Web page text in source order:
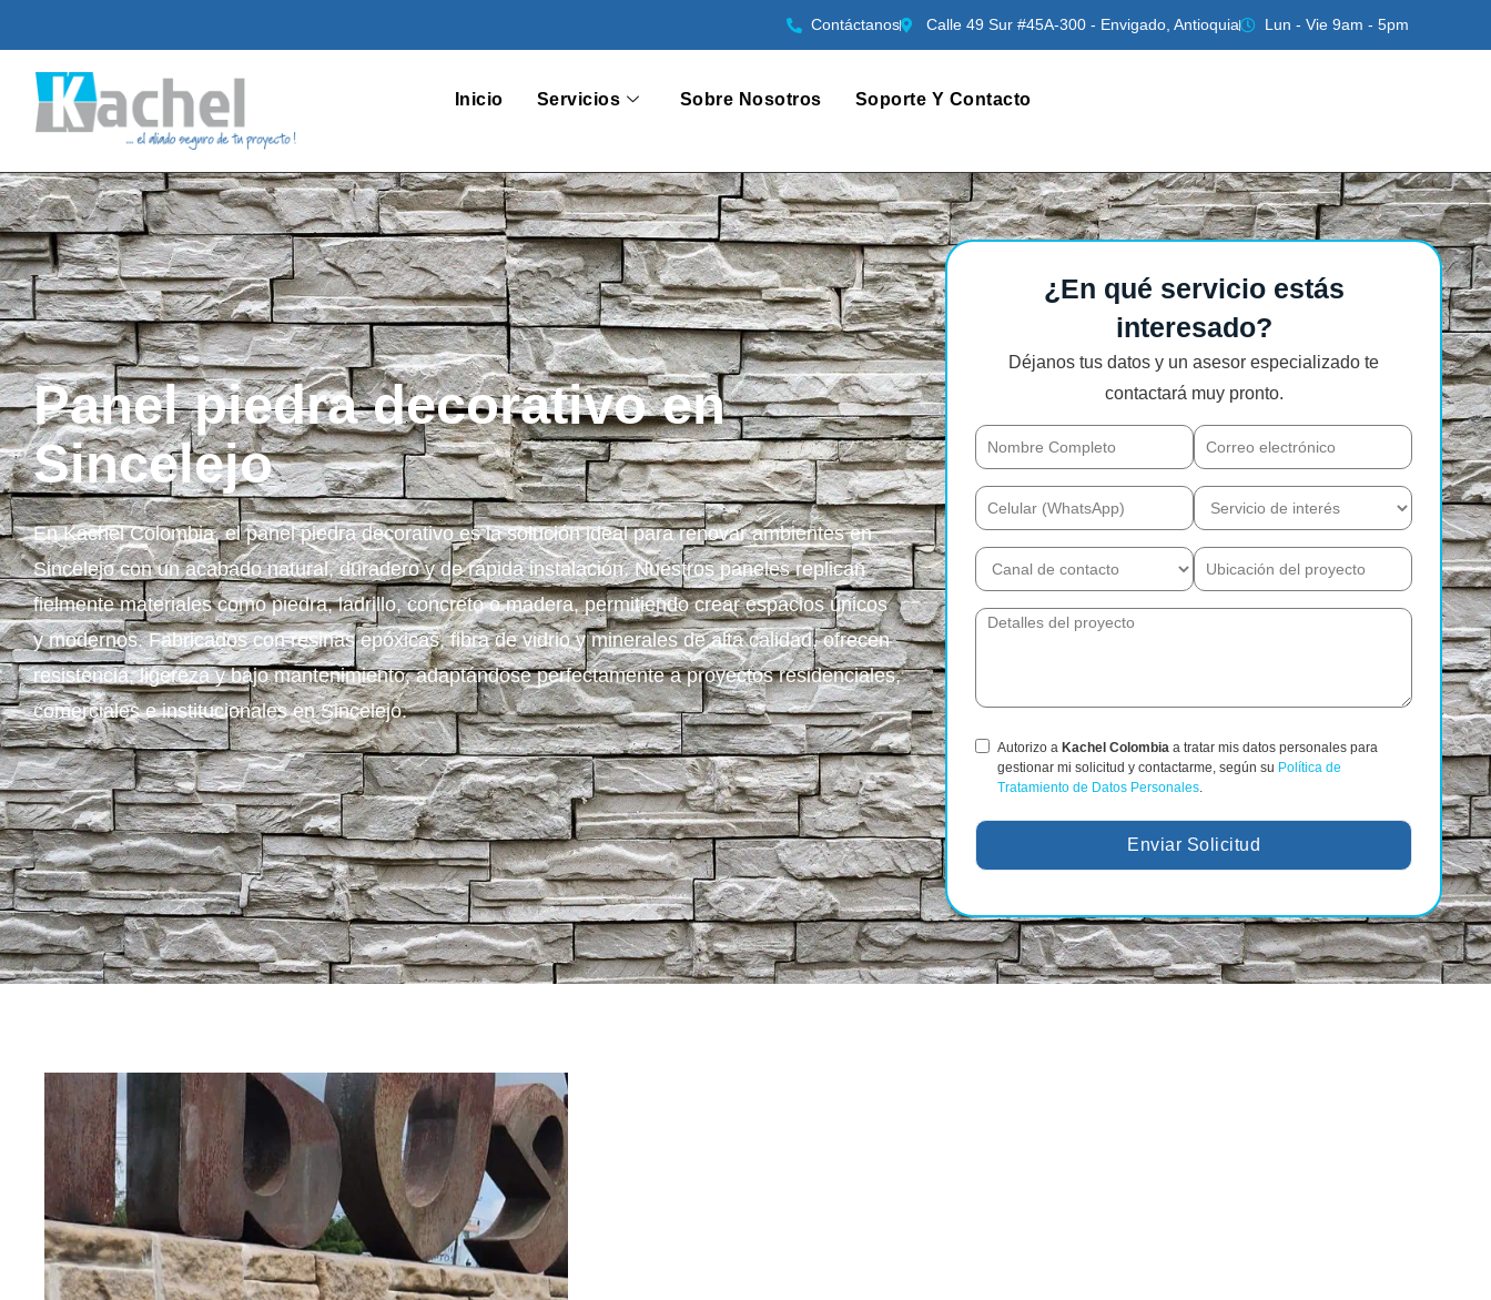
Contáctanos Calle 49 Sur #45A-300 - Envigado, Antioquia Lun - Vie 9am - 5pm
Inicio Servicios Sobre Nosotros Soporte Y Contacto
Panel piedra decorativo en
Sincelejo
En Kachel Colombia, el panel piedra decorativo es la solución ideal para renovar ambientes en
Sincelejo con un acabado natural, duradero y de rápida instalación. Nuestros paneles replican
fielmente materiales como piedra, ladrillo, concreto o madera, permitiendo crear espacios únicos
y modernos. Fabricados con resinas epóxicas, fibra de vidrio y minerales de alta calidad, ofrecen
resistencia, ligereza y bajo mantenimiento, adaptándose perfectamente a proyectos residenciales,
comerciales e institucionales en Sincelejo.
¿En qué servicio estás
interesado?
Déjanos tus datos y un asesor especializado te
contactará muy pronto.
Autorizo a Kachel Colombia a tratar mis datos personales para
gestionar mi solicitud y contactarme, según su Política de
Tratamiento de Datos Personales.
Enviar Solicitud